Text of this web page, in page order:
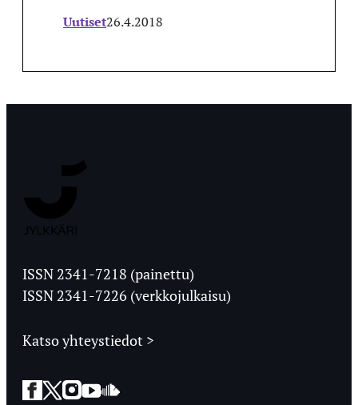
Uutiset26.4.2018
Ylioppilaslehti
ISSN 2341-7218 (painettu)
ISSN 2341-7226 (verkkojulkaisu)
Katso yhteystiedot >
Facebook
Twitter
Instagram
YouTube
SoundCloud